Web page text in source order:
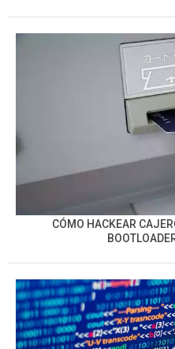
CÓMO HACKEAR